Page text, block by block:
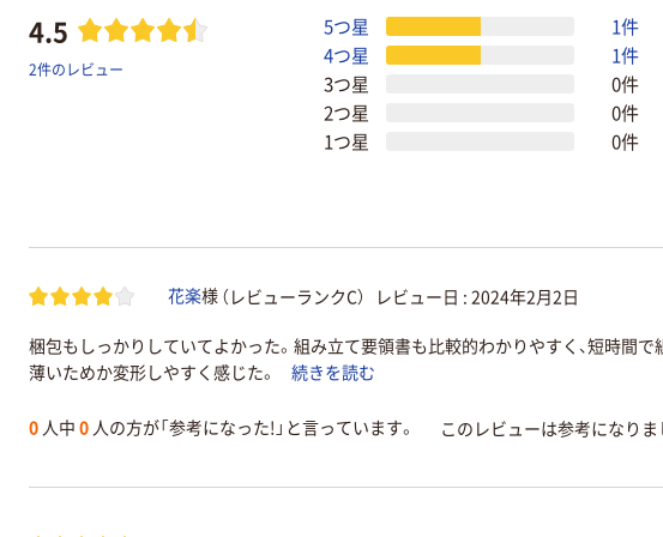
4.5
2件のレビュー
5つ星
1件
4つ星
1件
3つ星
0件
2つ星
0件
1つ星
0件
花楽様 （レビューランクC） レビュー日 : 2024年2月2日
梱包もしっかりしていてよかった。組み立て要領書も比較的わかりやすく、短時間
薄いためか変形しやすく感じた。
続きを読む
0 人中 0 人の方が「参考になった!」と言っています。 このレビューは参考になりま